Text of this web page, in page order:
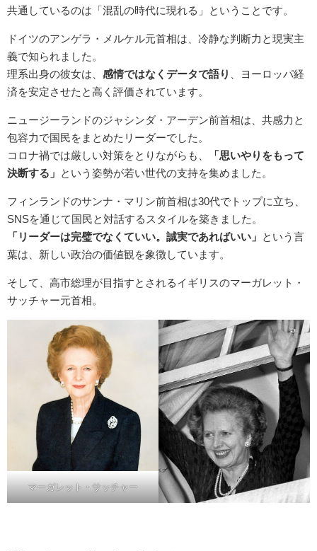
共通しているのは「混乱の時代に現れる」ということです。
ドイツのアンゲラ・メルケル元首相は、冷静な判断力と現実主
義で知られました。
理系出身の彼女は、 感情ではなくデータで語り
、ヨーロッパ経
済を安定させたと高く評価されています。
ニュージーランドのジャシンダ・アーデン前首相は、共感力と
包容力で国民をまとめたリーダーでした。
コロナ禍では厳しい対策をとりながらも、
「思いやりをもって
決断する」
という姿勢が若い世代の支持を集めました。
フィンランドのサンナ・マリン前首相は30代でトップに立ち、
SNSを通じて国民と対話するスタイルを築きました。
「リーダーは完璧でなくていい。誠実であればいい」
という言
葉は、新しい政治の価値観を象徴しています。
そして、高市総理が目指すとされるイギリスのマーガレット・
サッチャー元首相。
マーガレット・サッチャー